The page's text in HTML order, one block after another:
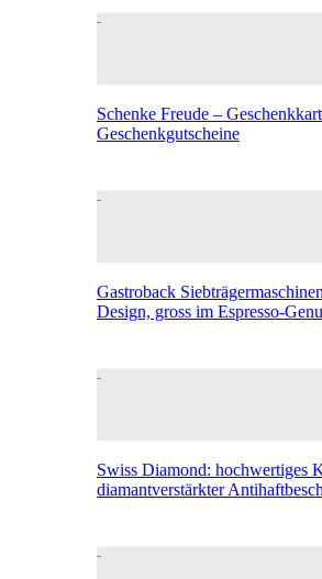
Schenke Freude –
Geschenkgutscheine
Gastroback
Design, gross im Espresso-
Swiss Diamond: hochwertiges
diamantverstärkter